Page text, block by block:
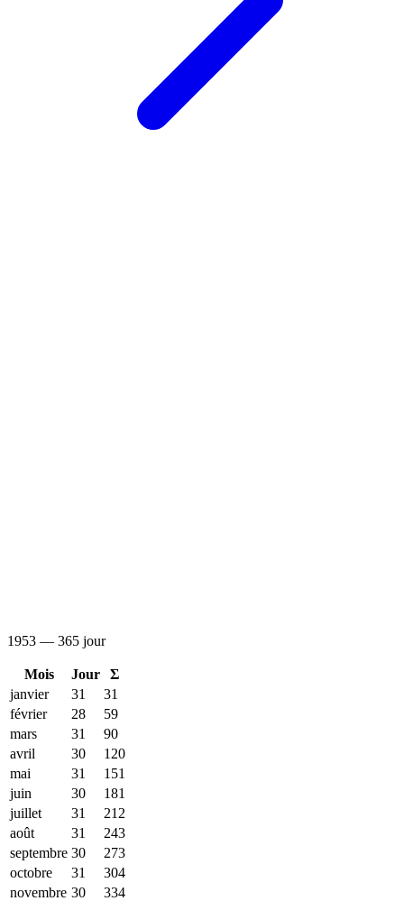
1953 — 365 jour
Mois Jour
Σ
janvier
31
31
février
28
59
mars
31
90
avril
30
120
mai
31
151
juin
30
181
juillet
31
212
août
31
243
septembre 30
273
octobre
31
304
novembre 30
334